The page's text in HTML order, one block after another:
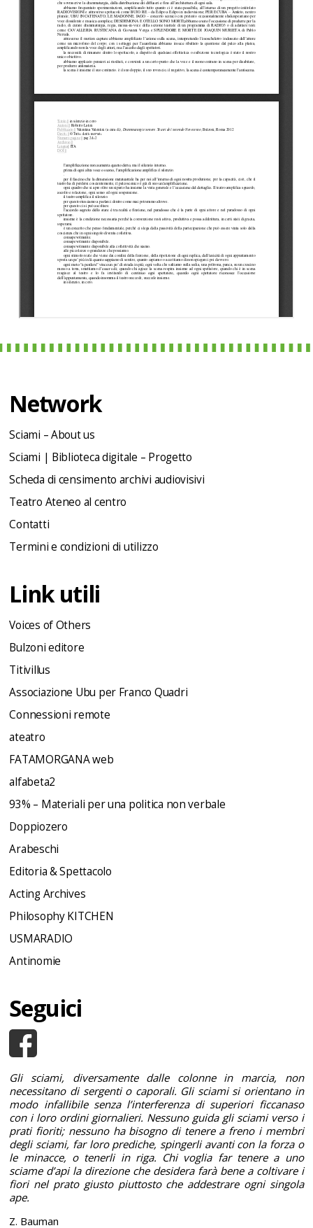
Network
Sciami – About us
Sciami | Biblioteca digitale – Progetto
Scheda di censimento archivi audiovisivi
Teatro Ateneo al centro
Contatti
Termini e condizioni di utilizzo
Link utili
Voices of Others
Bulzoni editore
Titivillus
Associazione Ubu per Franco Quadri
Connessioni remote
ateatro
FATAMORGANA web
alfabeta2
93% – Materiali per una politica non verbale
Doppiozero
Arabeschi
Editoria & Spettacolo
Acting Archives
Philosophy KITCHEN
USMARADIO
Antinomie
Seguici
Gli sciami, diversamente dalle colonne in marcia, non
necessitano di sergenti o caporali. Gli sciami si orientano in
modo infallibile senza l’interferenza di superiori ficcanaso
con i loro ordini giornalieri. Nessuno guida gli sciami verso i
prati fioriti; nessuno ha bisogno di tenere a freno i membri
degli sciami, far loro prediche, spingerli avanti con la forza o
le minacce, o tenerli in riga. Chi voglia far tenere a uno
sciame d’api la direzione che desidera farà bene a coltivare i
fiori nel prato giusto piuttosto che addestrare ogni singola
ape.
Z. Bauman